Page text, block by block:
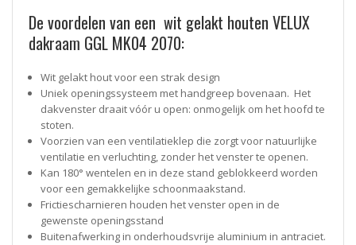
De voordelen van een wit gelakt houten VELUX
dakraam GGL MK04 2070:
Wit gelakt hout voor een strak design
Uniek openingssysteem met handgreep bovenaan. Het
dakvenster draait vóór u open: onmogelijk om het hoofd te
stoten.
Voorzien van een ventilatieklep die zorgt voor natuurlijke
ventilatie en verluchting, zonder het venster te openen.
Kan 180° wentelen en in deze stand geblokkeerd worden
voor een gemakkelijke schoonmaakstand.
Frictiescharnieren houden het venster open in de
gewenste openingsstand
Buitenafwerking in onderhoudsvrije aluminium in antraciet.